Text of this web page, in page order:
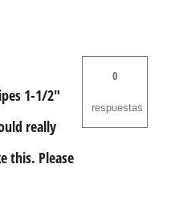
1-1/2"
really
this. Please
0
respuestas